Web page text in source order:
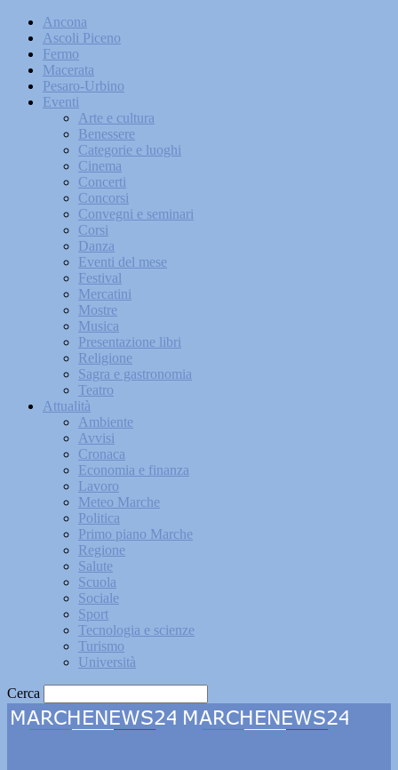
Ancona
Ascoli Piceno
Fermo
Macerata
Pesaro-Urbino
Eventi
Arte e cultura
Benessere
Categorie e luoghi
Cinema
Concerti
Concorsi
Convegni e seminari
Corsi
Danza
Eventi del mese
Festival
Mercatini
Mostre
Musica
Presentazione libri
Religione
Sagra e gastronomia
Teatro
Attualità
Ambiente
Avvisi
Cronaca
Economia e finanza
Lavoro
Meteo Marche
Politica
Primo piano Marche
Regione
Salute
Scuola
Sociale
Sport
Tecnologia e scienze
Turismo
Università
Cerca